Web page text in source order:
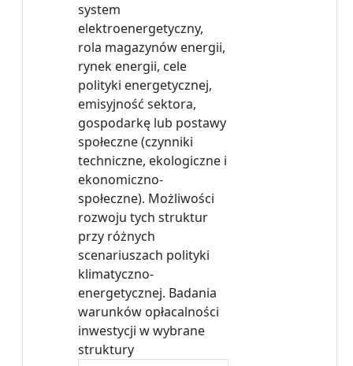
system
elektroenergetyczny,
rola magazynów energii,
rynek energii, cele
polityki energetycznej,
emisyjność sektora,
gospodarkę lub postawy
społeczne (czynniki
techniczne, ekologiczne i
ekonomiczno-
społeczne). Możliwości
rozwoju tych struktur
przy różnych
scenariuszach polityki
klimatyczno-
energetycznej. Badania
warunków opłacalności
inwestycji w wybrane
struktury